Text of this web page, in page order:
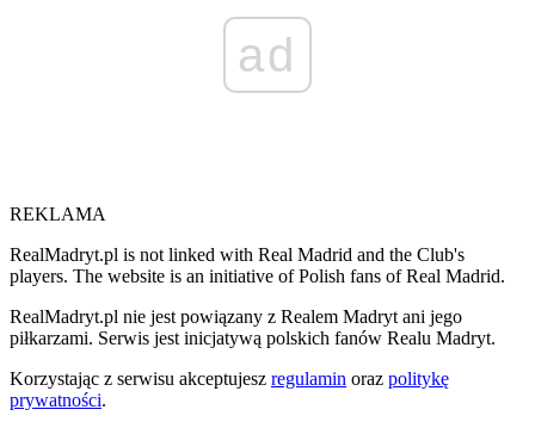
ad
REKLAMA
RealMadryt.pl is not linked with Real Madrid and the Club's
players. The website is an initiative of Polish fans of Real Madrid.
RealMadryt.pl nie jest powiązany z Realem Madryt ani jego
piłkarzami. Serwis jest inicjatywą polskich fanów Realu Madryt.
Korzystając z serwisu akceptujesz regulamin oraz politykę
prywatności.